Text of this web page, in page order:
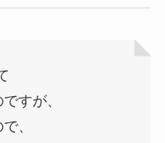
すが、
、